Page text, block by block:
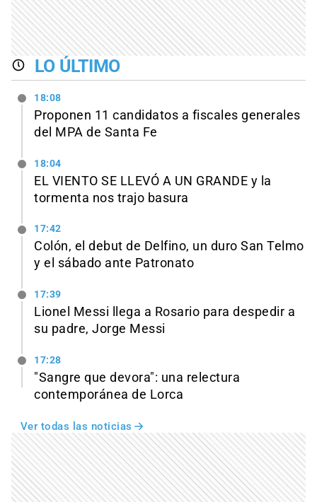
LO ÚLTIMO
18:08
Proponen 11 candidatos a fiscales generales
del MPA de Santa Fe
18:04
EL VIENTO SE LLEVÓ A UN GRANDE y la
tormenta nos trajo basura
17:42
Colón, el debut de Delfino, un duro San Telmo
y el sábado ante Patronato
17:39
Lionel Messi llega a Rosario para despedir a
su padre, Jorge Messi
17:28
"Sangre que devora": una relectura
contemporánea de Lorca
Ver todas las noticias